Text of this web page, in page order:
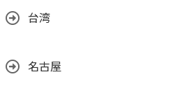
台湾
名古屋